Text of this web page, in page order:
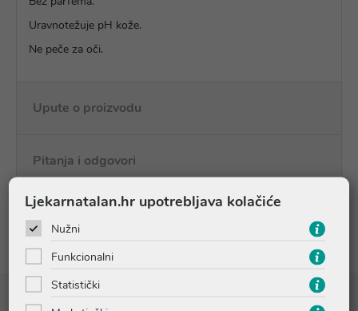
Uravnotežuje pH kože.
Ne peče za oči.
Upute o proizvodu
Pitanja i odgovori
Recenzije
Ljekarnatalan.hr upotrebljava kolačiće
Nužni
Funkcionalni
Statistički